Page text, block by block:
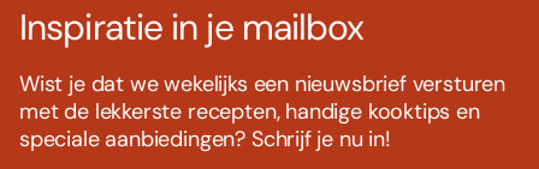
Inspiratie in je mailbox
Wist je dat we wekelijks een nieuwsbrief versturen
met de lekkerste recepten, handige kooktips en
speciale aanbiedingen? Schrijf je nu in!